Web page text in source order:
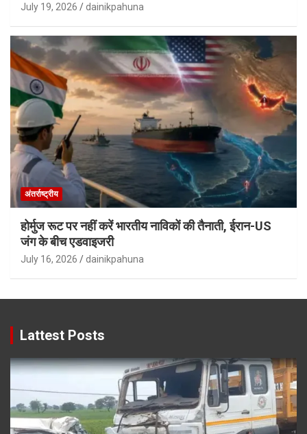
July 19, 2026 dainikpahuna
अंतर्राष्ट्रीय
होर्मुज रूट पर नहीं करें भारतीय नाविकों की तैनाती, ईरान-US
जंग के बीच एडवाइजरी
July 16, 2026 dainikpahuna
Lattest Posts